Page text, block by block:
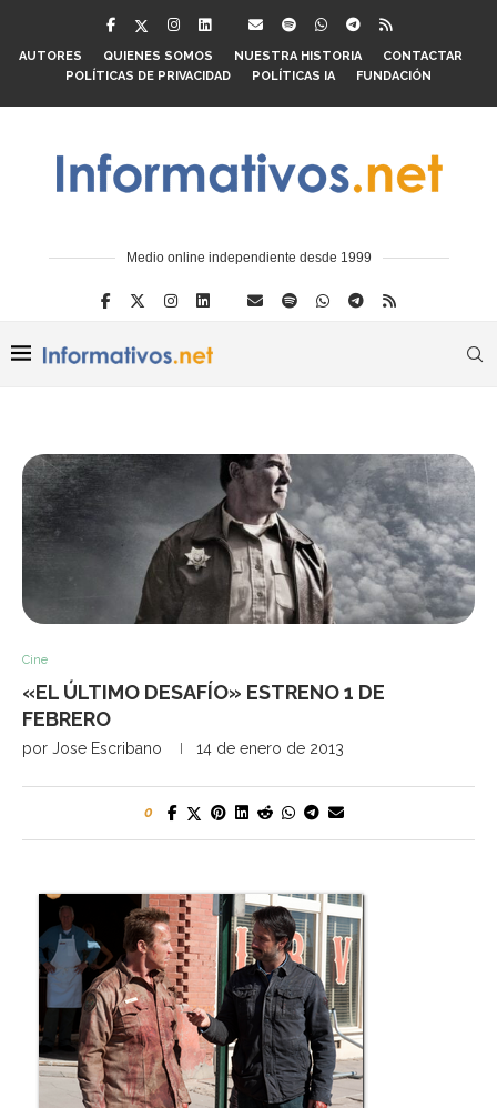
AUTORES QUIENES SOMOS NUESTRA HISTORIA
CONTACTAR
POLÍTICAS DE PRIVACIDAD
POLÍTICAS IA FUNDACIÓN
Medio online independiente desde 1999
Cine
«EL ÚLTIMO DESAFÍO» ESTRENO 1 DE
FEBRERO
por Jose Escribano 14 de enero de 2013
0